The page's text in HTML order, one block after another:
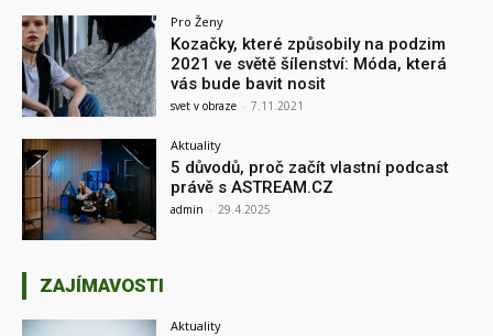
Pro Ženy
Kozačky, které způsobily na podzim
2021 ve světě šílenství: Móda, která
vás bude bavit nosit
svet v obraze - 7.11.2021
Aktuality
5 důvodů, proč začít vlastní podcast
právě s ASTREAM.CZ
admin - 29.4.2025
ZAJÍMAVOSTI
Aktuality